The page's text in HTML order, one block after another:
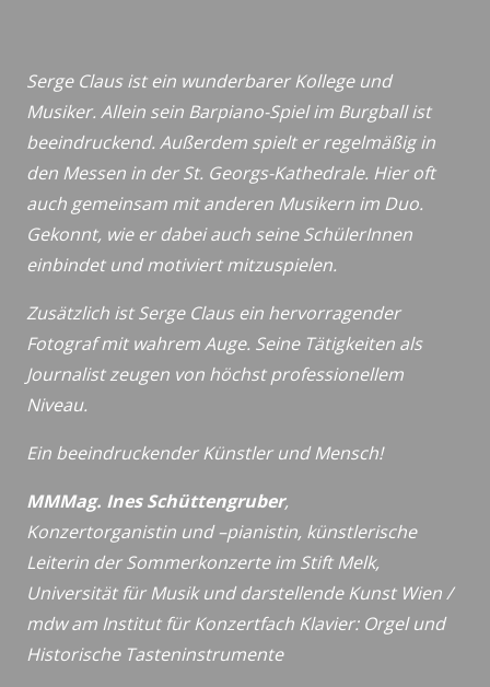
Serge Claus ist ein wunderbarer Kollege und
Musiker. Allein sein Barpiano-Spiel im Burgball ist
beeindruckend. Außerdem spielt er regelmäßig in
den Messen in der St. Georgs-Kathedrale. Hier oft
auch gemeinsam mit anderen Musikern im Duo.
Gekonnt, wie er dabei auch seine SchülerInnen
einbindet und motiviert mitzuspielen.
Zusätzlich ist Serge Claus ein hervorragender
Fotograf mit wahrem Auge. Seine Tätigkeiten als
Journalist zeugen von höchst professionellem
Niveau.
Ein beeindruckender Künstler und Mensch!
MMMag. Ines Schüttengruber,
Konzertorganistin und –pianistin, künstlerische
Leiterin der Sommerkonzerte im Stift Melk,
Universität für Musik und darstellende Kunst Wien /
mdwam Institut für Konzertfach Klavier: Orgel und
Historische Tasteninstrumente